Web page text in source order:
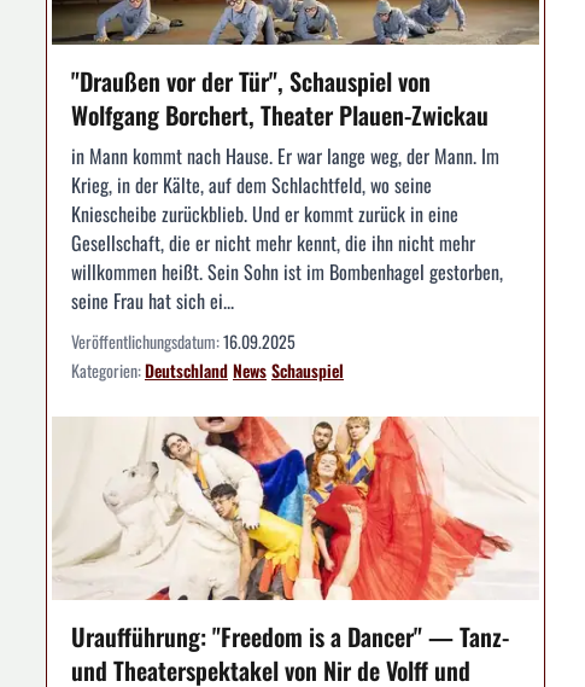
"Draußen vor der Tür", Schauspiel von
Wolfgang Borchert, Theater Plauen-Zwickau
in Mann kommt nach Hause. Er war lange weg, der Mann. Im
Krieg, in der Kälte, auf dem Schlachtfeld, wo seine
Kniescheibe zurückblieb. Und er kommt zurück in eine
Gesellschaft, die er nicht mehr kennt, die ihn nicht mehr
willkommen heißt. Sein Sohn ist im Bombenhagel gestorben,
seine Frau hat sich ei...
Veröffentlichungsdatum:16.09.2025
Kategorien:DeutschlandNewsSchauspiel
Uraufführung: "Freedom is a Dancer" — Tanz-
und Theater­spektakel von Nir de Volff und